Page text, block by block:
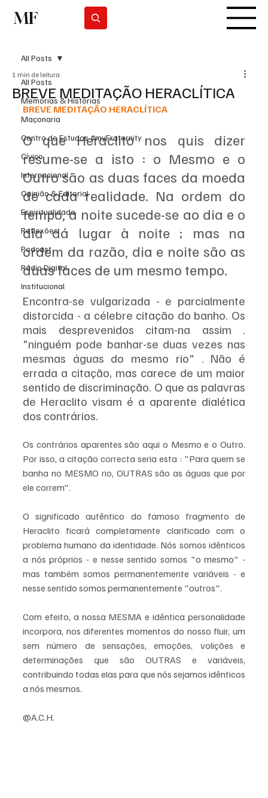
MF
All Posts
Memórias & Histórias
Maçonaria
Centro de Estudos #myFraternity
Cívico
Internacional
Opinião & Editorial
Espiritualidade
Reflexões
Podcast
Rádio Digital
Institucional
All Posts
BREVE MEDITAÇÃO HERACLÍTICA
1 min de leitura
BREVE MEDITAÇÃO HERACLÍTICA
O que Heraclito nos quis dizer
resume-se a isto : o Mesmo e o
Outro são as duas faces da moeda
de cada realidade. Na ordem do
tempo, a noite sucede-se ao dia e o
dia dá lugar à noite ; mas na
ordem da razão, dia e noite são as
duas faces de um mesmo tempo.
Encontra-se vulgarizada - e parcialmente
distorcida - a célebre citação do banho. Os
mais desprevenidos citam-na assim .
"ninguém pode banhar-se duas vezes nas
mesmas águas do mesmo rio" . Não é
errada a citação, mas carece de um maior
sentido de discriminação. O que as palavras
de Heraclito visam é a aparente dialética
dos contrários.
Os contrários aparentes são aqui o Mesmo e o Outro.
Por isso, a citação correcta seria esta : "Para quem se
banha no MESMO rio, OUTRAS são as águas que por
ele correm".
O significado autêntico do famoso fragmento de
Heraclito ficará completamente clarificado com o
problema humano da identidade. Nós somos idênticos
a nós próprios - e nesse sentido somos "o mesmo" -
mas também somos permanentemente variáveis - e
nesse sentido somos permanentemente "outros".
Com efeito, a nossa MESMA e idêntica personalidade
incorpora, nos diferentes momentos do nosso fluir, um
sem número de sensações, emoções, volições e
determinações que são OUTRAS e variáveis,
contribuindo todas elas para que nós sejamos idênticos
a nós mesmos.
@A.C.H.